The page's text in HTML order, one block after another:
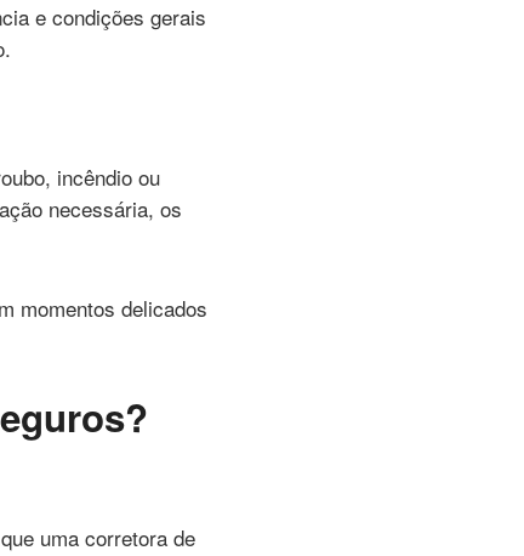
e condições gerais
incêndio ou
necessária, os
momentos delicados
uma corretora de